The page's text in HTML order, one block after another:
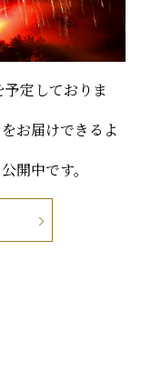
定しておりま
お届けできるよ
開中です。